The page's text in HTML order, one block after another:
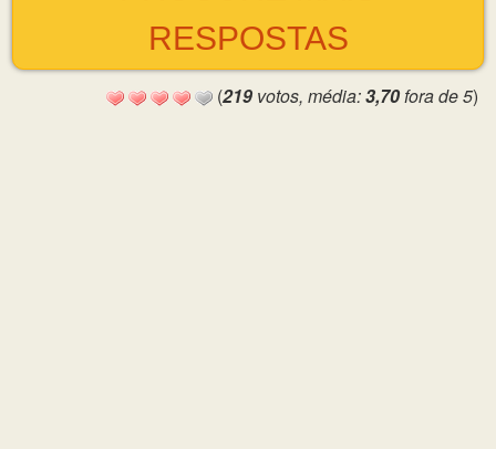
RESPOSTAS
(219 votos, média:3,70fora de 5)